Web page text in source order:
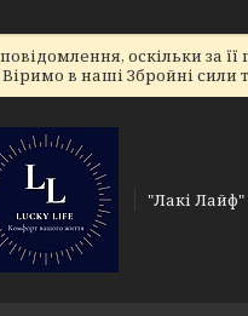
оскільки за
в наші Збройні сили
"Лакі Лайф"